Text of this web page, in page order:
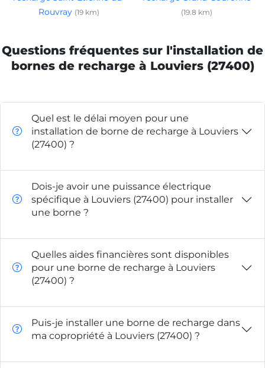
Rouvray (19 km) (19.8 km)
Questions fréquentes sur l'installation de
bornes de recharge à Louviers (27400)
Quel est le délai moyen pour une
installation de borne de recharge à Louviers
(27400) ?
Dois-je avoir une puissance électrique
spécifique à Louviers (27400) pour installer
une borne ?
Quelles aides financières sont disponibles
pour une borne de recharge à Louviers
(27400) ?
Puis-je installer une borne de recharge dans
ma copropriété à Louviers (27400) ?